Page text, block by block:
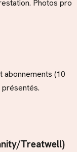
Photos pro
(10
Treatwell)